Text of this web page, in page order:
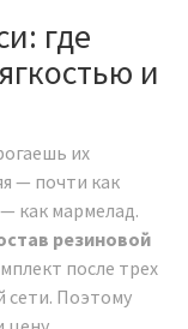
где
и
их
— почти как
как мармелад.
резиновой
после трех
сети. Поэтому